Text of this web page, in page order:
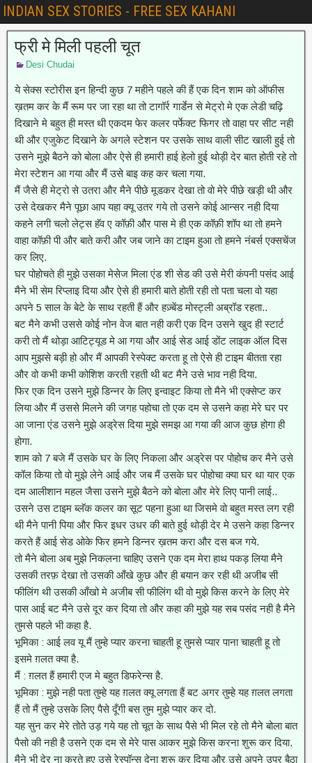
INDIAN SEX STORIES - FREE SEX KAHANI
फ्री मे मिली पहली चूत
Desi Chudai
ये सेक्स स्टोरीस इन हिन्दी कुछ 7 महीने पहले की हैं एक दिन शाम को ऑफीस
ख़तम कर के मैं रूम पर जा रहा था तो टागॉर्र गार्डेन से मेट्रो मे एक लेडी चढ़ि
दिखाने मे बहुत ही मस्त थी एकदम फेर कलर पर्फेक्ट फिगर तो वाहा पर सीट नही
थी और एजुकेट दिखाने के अगले स्टेशन पर उसके साथ वाली सीट खाली हुई तो
उसने मुझे बैठने को बोला और ऐसे ही हमारी हाई हेलो हुई थोड़ी देर बात होती रहे तो
मेरा स्टेशन आ गया और मैं उसे बाइ कह कर चला गया.
मैं जैसे ही मेट्रो से उतरा और मैने पीछे मूडकर देखा तो वो मेरे पीछे खड़ी थी और
उसे देखकर मैने पूछा आप यहा क्यू उतर गये तो उसने कोई आन्सर नही दिया
कहने लगी चलो लेट्स हॅव ए कॉफ़ी और पास मे ही एक कॉफ़ी शॉप था तो हमने
वाहा कॉफ़ी पी और बाते करी और जब जाने का टाइम हुआ तो हमने नंबर्स एक्सचेंज
कर लिए.
घर पोहोचते ही मुझे उसका मेसेज मिला एंड शी सेड की उसे मेरी कंपनी पसंद आई
मैने भी सेम रिप्लाइ दिया और ऐसे ही हमारी बाते होती रही तो पता चला वो यहा
अपने 5 साल के बेटे के साथ रहती हैं और हज़्बेंड मोस्ट्ली अब्रॉड रहता..
बट मैने कभी उससे कोई नोन वेज बात नही करी एक दिन उसने खुद ही स्टार्ट
करी तो मैं थोड़ा आटिट्यूड मे आ गया और आई सेड आई डोंट लाइक ऑल दिस
आप मुझसे बड़ी हो और मैं आपकी रेस्पेक्ट करता हू तो ऐसे ही टाइम बीतता रहा
और वो कभी कभी कोशिश करती रहती थी बट मैने उसे भाव नही दिया.
फिर एक दिन उसने मुझे डिन्नर के लिए इन्वाइट किया तो मैने भी एक्सेप्ट कर
लिया और मैं उससे मिलने की जगह पहोचा तो एक दम से उसने कहा मेरे घर पर
आ जाना एंड उसने मुझे अड्रेस दिया मुझे समझ आ गया की आज कुछ होगा ही
होगा.
शाम को 7 बजे मैं उसके घर के लिए निकला और अड्रेस पर पोहोच कर मैने उसे
कॉल किया तो वो मुझे लेने आई और जब मैं उसके घर पोहोचा क्या घर था यार एक
दम आलीशान महल जैसा उसने मुझे बैठने को बोला और मेरे लिए पानी लाई..
उसने उस टाइम ब्लॅक कलर का सूट पहना हुआ था जिसमे वो बहुत मस्त लग रही
थी मैने पानी पिया और फिर इधर उधर की बाते हुई थोड़ी देर मे उसने कहा डिन्नर
करते हैं आई सेड ओके फिर हमने डिन्नर ख़तम करा और दस बज गये.
तो मैने बोला अब मुझे निकलना चाहिए उसने एक दम मेरा हाथ पकड़ लिया मैने
उसकी तरफ़ देखा तो उसकी आँखे कुछ और ही बयान कर रही थी अजीब सी
फीलिंग थी उसकी आँखो मे अजीब सी फीलिंग थी वो मुझे किस करने के लिए मेरे
पास आई बट मैने उसे दूर कर दिया तो और कहा की मुझे यह सब पसंद नही है मैने
तुमसे पहले भी कहा है.
भूमिका : आई लव यू मैं तुम्हे प्यार करना चाहती हू तुमसे प्यार पाना चाहती हू तो
इसमे ग़लत क्या है.
मैं : ग़लत हैं हमारी एज मे बहुत डिफरेन्स है.
भूमिका : मुझे नही पता तुम्हे यह ग़लत क्यू लगता हैं बट अगर तुम्हे यह ग़लत लगता
हैं तो मैं तुम्हे उसके लिए पैसे दूँगी बस तुम मुझे प्यार कर दो.
यह सुन कर मेरे तोते उड़ गये यह तो चूत के साथ पैसे भी मिल रहे तो मैने बोला बात
पैसो की नही है उसने एक दम से मेरे पास आकर मुझे किस करना शुरू कर दिया.
मैने भी देर ना करते हुए उसे रेस्पॉन्स देना शुरू कर दिया और उसे अपने उपर बैठा